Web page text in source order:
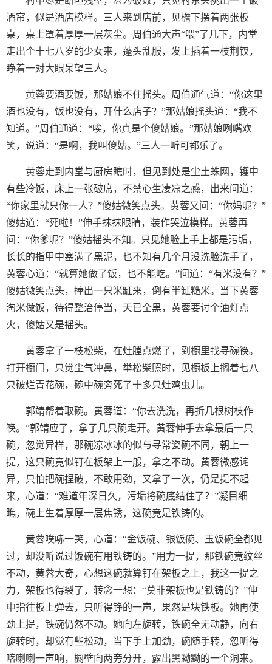
酒帘，似是酒店模样。三人来到店前，见檐下摆着两张板
桌，桌上罩着厚厚一层灰尘。周伯通大声“喂”了几下，内堂
走出个十七八岁的少女来，蓬头乱服，发上插着一枝荆钗，
睁着一对大眼呆望三人。
黄蓉要酒要饭，那姑娘不住摇头。周伯通气道：“你这里
酒也没有，饭也没有，开什么店子？”那姑娘摇头道：“我不
知道。”周伯通道：“唉，你真是个傻姑娘。”那姑娘咧嘴欢
笑，说道：“是啊，我叫傻姑。”三人一听可都乐了。
黄蓉走到内堂与厨房瞧时，但见到处是尘土蛛网，镬中
有些冷饭，床上一张破席，不禁心生凄凉之感，出来问道：
“你家里就只你一人？”傻姑微笑点头。黄蓉又问：“你妈呢？”
傻姑道：“死啦！”伸手抹抹眼睛，装作哭泣模样。黄蓉再
问：“你爹呢？”傻姑摇头不知。只见她脸上手上都是污垢，
长长的指甲中塞满了黑泥，也不知有几个月没洗脸洗手了，
黄蓉心道：“就算她做了饭，也不能吃。”问道：“有米没有？”
傻姑微笑点头，捧出一只米缸来，倒有半缸糙米。当下黄蓉
淘米做饭，待得整治停当，天已全黑，黄蓉要讨个油灯点
火，傻姑又是摇头。
黄蓉拿了一枝松柴，在灶膛点燃了，到橱里找寻碗筷。
打开橱门，只觉尘气冲鼻，举松柴照时，见橱板上搁着七八
只破烂青花碗，碗中碗旁死了十多只灶鸡虫儿。
郭靖帮着取碗。黄蓉道：“你去洗洗，再折几根树枝作
筷。”郭靖应了，拿了几只碗走开。黄蓉伸手去拿最后一只
碗，忽觉异样，那碗凉冰冰的似与寻常瓷碗不同，朝上一
提，这只碗竟似钉在板架上一般，拿之不动。黄蓉微感诧
异，只怕把碗捏破，不敢用劲，又拿了一次，仍是提不起
来，心道：“难道年深日久，污垢将碗底结住了？”凝目细
瞧，碗上生着厚厚一层焦锈，这碗竟是铁铸的。
黄蓉噗哧一笑，心道：“金饭碗、银饭碗、玉饭碗全都见
过，却没听说过饭碗有用铁铸的。”用力一提，那铁碗竟纹丝
不动，黄蓉大奇，心想这碗就算钉在架板之上，我这一提之
力，架板也得裂了，转念一想：“莫非架板也是铁铸的？”伸
中指往板上弹去，只听得铮的一声，果然是块铁板。她再使
劲上提，铁碗仍然不动。她向左旋转，铁碗全无动静，向右
旋转时，却觉有些松动，当下手上加劲，碗随手转，忽听得
喀喇喇一声响，橱壁向两旁分开，露出黑黝黝的一个洞来。